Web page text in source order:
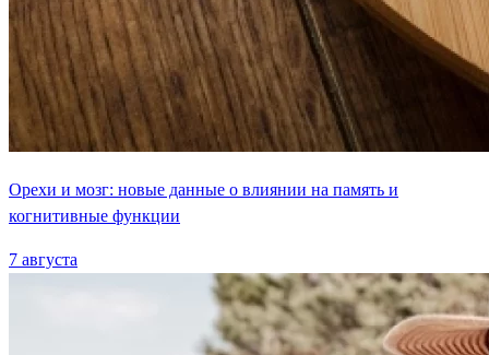
Орехи и мозг: новые данные о влиянии на память и
когнитивные функции
7 августа